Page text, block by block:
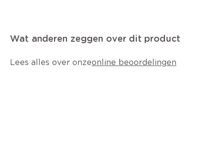
Wat anderen zeggen over dit product
Lees alles over onzeonline beoordelingen